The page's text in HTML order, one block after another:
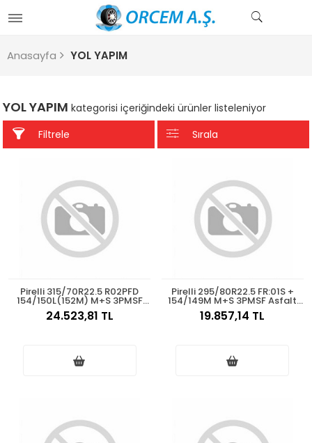
Anasayfa YOL YAPIM
YOL YAPIM kategorisi içeriğindeki ürünler listeleniyor
Filtrele
Sırala
Pirelli 315/70R22.5 R02PFD
154/150L(152M) M+S 3PMSF
Asfalt Çeker 2025
24.523,81 TL
Pirelli 295/80R22.5 FR:01S +
154/149M M+S 3PMSF Asfalt
Düz 2025
19.857,14 TL